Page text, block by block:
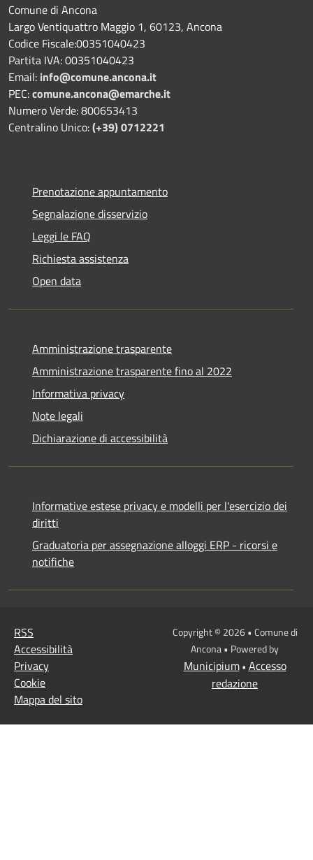
Comune di Ancona
Largo Ventiquattro Maggio 1, 60123, Ancona
Codice Fiscale:00351040423
Partita IVA: 00351040423
Email: info@comune.ancona.it
PEC:comune.ancona@emarche.it
Numero Verde: 800653413
Centralino Unico:(+39) 0712221
Prenotazione appuntamento
Segnalazione disservizio
Leggi le FAQ
Richiesta assistenza
Open data
Amministrazione trasparente
Amministrazione trasparente fino al 2022
Informativa privacy
Note legali
Dichiarazione di accessibilità
Informative estese privacy e modelli per l'esercizio dei
diritti
Graduatoria per assegnazione alloggi ERP - ricorsi e
notifiche
RSS
Accessibilità
Privacy
Cookie
Mappa del sito
Copyright © 2026 • Comune di
Ancona • Powered by
Municipium• Accesso
redazione